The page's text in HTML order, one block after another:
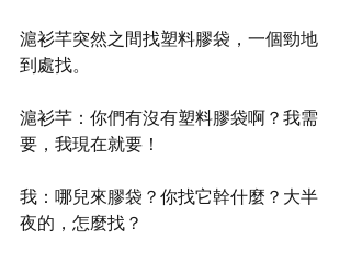
滬衫芊突然之間找塑料膠袋，一個勁地
到處找。
滬衫芊：你們有沒有塑料膠袋啊？我需
要，我現在就要！
我：哪兒來膠袋？你找它幹什麼？大半
夜的，怎麼找？